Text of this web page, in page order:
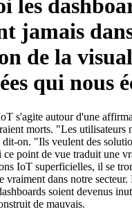
les
jamais
de la
qui nous
s'agite autour d'une
morts. "Les utilisateurs
on. "Ils veulent des
point de vue traduit une
IoT superficielles, il se
vraiment dans notre
soient devenus
de mauvais.